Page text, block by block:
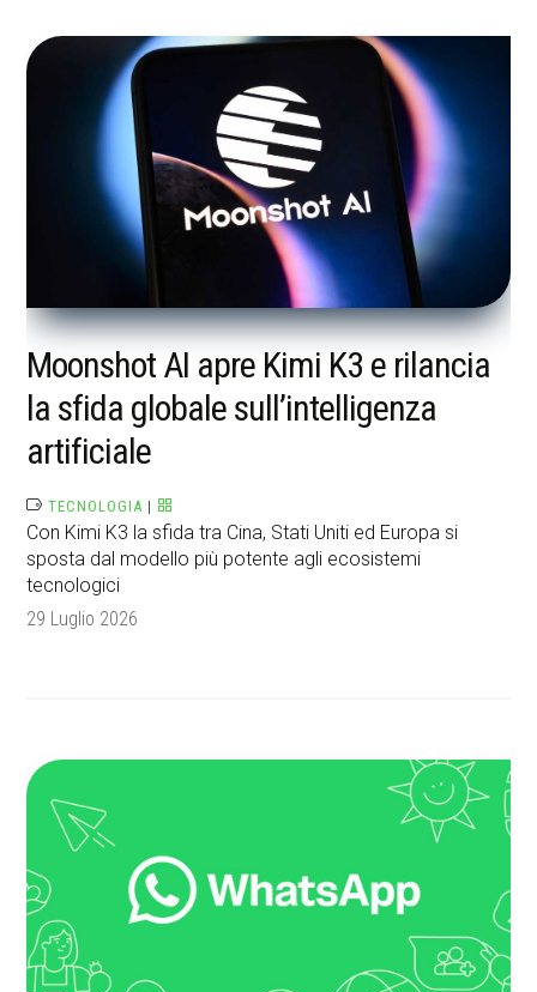
Moonshot AI apre Kimi K3 e rilancia
la sfida globale sull’intelligenza
artificiale
TECNOLOGIA |
Con Kimi K3 la sfida tra Cina, Stati Uniti ed Europa si
sposta dal modello più potente agli ecosistemi
tecnologici
29 Luglio 2026